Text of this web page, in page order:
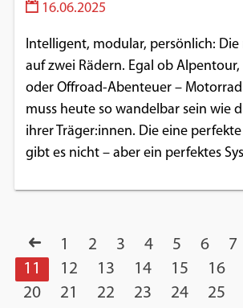
16.06.2025
Intelligent, modular, persönlich: Die
auf zwei Rädern. Egal ob
oder Offroad-Abenteuer –
muss heute so wandelbar sein wie
ihrer Träger:innen. Die eine
gibt es nicht – aber ein perfektes
1 2 3 4 5 6 7
11
12 13 14 15 16
20
21 22 23 24 25